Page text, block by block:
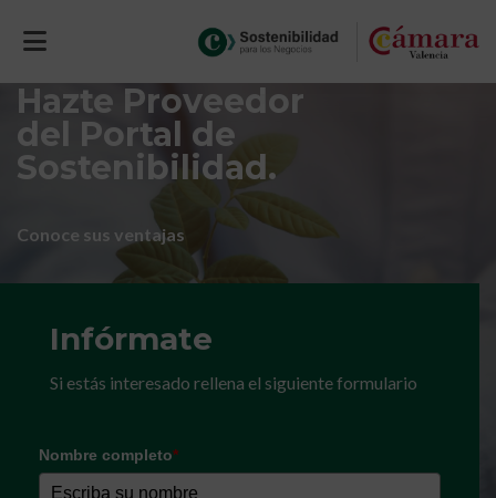
Hazte Proveedor
del Portal de
Sostenibilidad.
Conoce sus ventajas
Infórmate
Si estás interesado rellena el siguiente formulario
Nombre completo*